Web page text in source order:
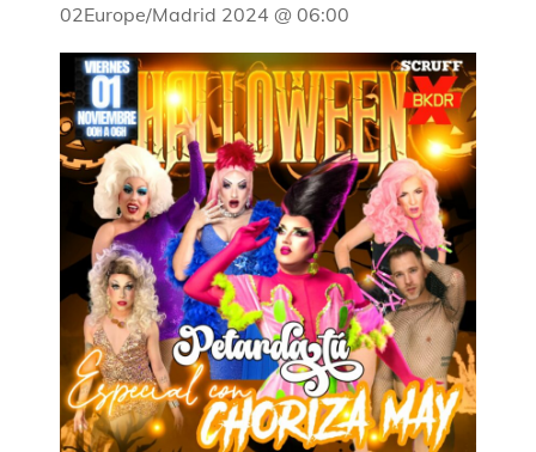
02Europe/Madrid 2024 @ 06:00